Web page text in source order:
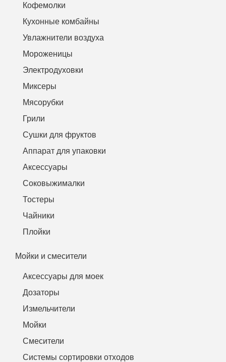
Кофемолки
Кухонные комбайны
Увлажнители воздуха
Мороженицы
Электродуховки
Миксеры
Мясорубки
Грили
Сушки для фруктов
Аппарат для упаковки
Аксессуары
Соковыжималки
Тостеры
Чайники
Плойки
Мойки и смесители
Аксессуары для моек
Дозаторы
Измельчители
Мойки
Смесители
Системы сортировки отходов